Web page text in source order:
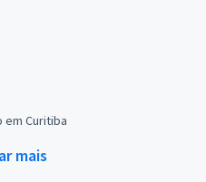
em Curitiba
mais